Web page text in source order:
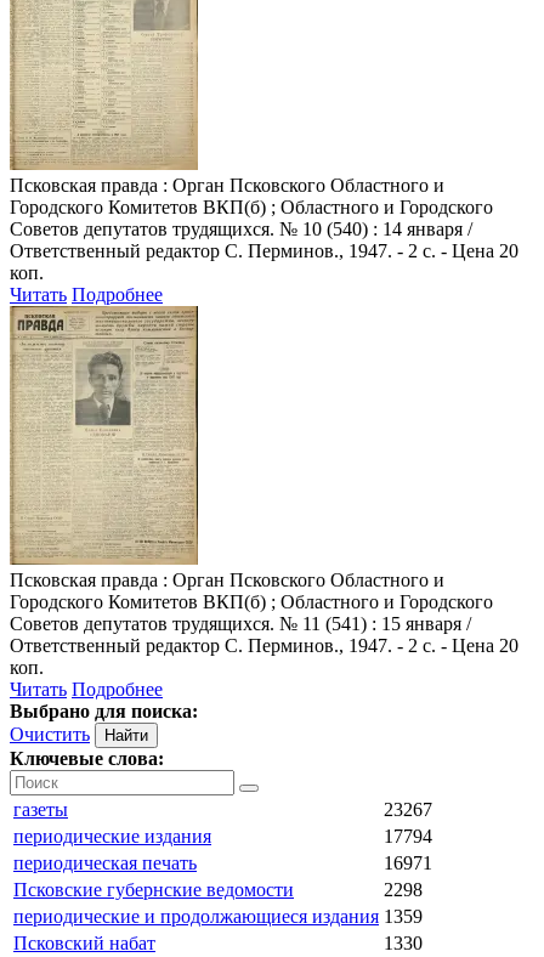
Псковская правда : Орган Псковского Областного и
Городского Комитетов ВКП(б) ; Областного и Городского
Советов депутатов трудящихся. № 10 (540) : 14 января /
Ответственный редактор С. Перминов., 1947. - 2 с. - Цена 20
коп.
Читать Подробнее
Псковская правда : Орган Псковского Областного и
Городского Комитетов ВКП(б) ; Областного и Городского
Советов депутатов трудящихся. № 11 (541) : 15 января /
Ответственный редактор С. Перминов., 1947. - 2 с. - Цена 20
коп.
Читать Подробнее
Выбрано для поиска:
Очистить
Ключевые слова:
газеты
23267
периодические издания
17794
периодическая печать
16971
Псковские губернские ведомости
2298
периодические и продолжающиеся издания 1359
Псковский набат
1330